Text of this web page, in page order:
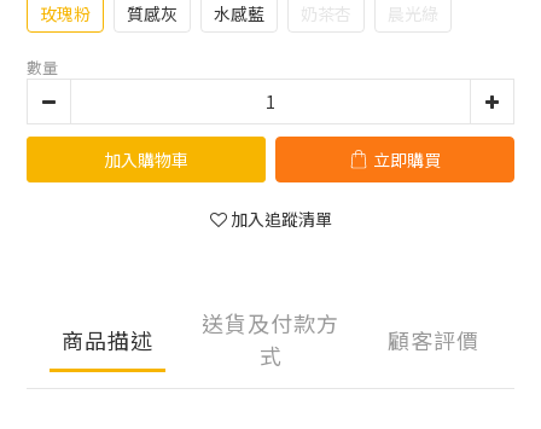
玫瑰粉 質感灰 水感藍 奶茶杏 晨光綠
數量
加入購物車 立即購買
加入追蹤清單
商品描述
送貨及付款方
式
顧客評價